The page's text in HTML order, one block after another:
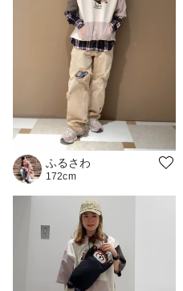
ふるさわ
172cm